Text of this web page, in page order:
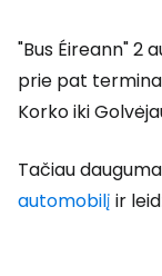
"Bus Éireann" 2
prie pat
Korko iki
Tačiau
automobilį ir